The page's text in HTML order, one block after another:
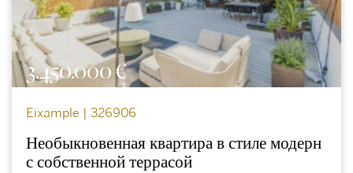
3.450.000 €
Eixample | 326906
Необыкновенная квартира в стиле модерн
с собственной террасой